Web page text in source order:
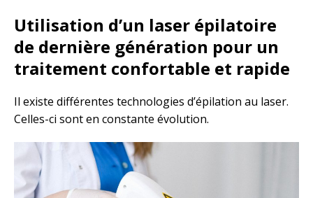
Utilisation d’un laser épilatoire
de dernière génération pour un
traitement confortable et rapide
Il existe différentes technologies d’épilation au laser.
Celles-ci sont en constante évolution.